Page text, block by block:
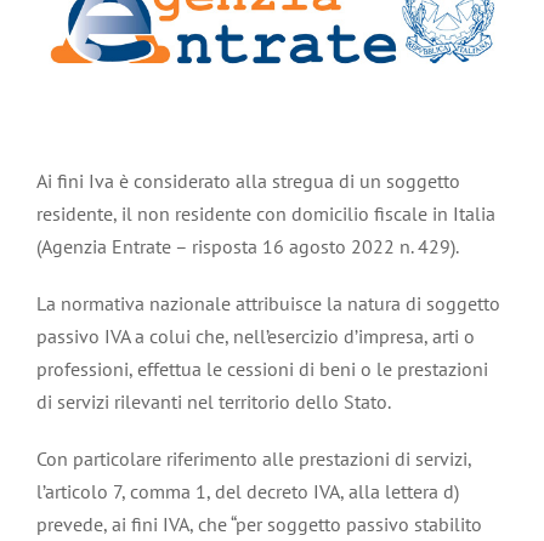
Ai fini Iva è considerato alla stregua di un soggetto
residente, il non residente con domicilio fiscale in Italia
(Agenzia Entrate – risposta 16 agosto 2022 n. 429).
La normativa nazionale attribuisce la natura di soggetto
passivo IVA a colui che, nell’esercizio d’impresa, arti o
professioni, effettua le cessioni di beni o le prestazioni
di servizi rilevanti nel territorio dello Stato.
Con particolare riferimento alle prestazioni di servizi,
l’articolo 7, comma 1, del decreto IVA, alla lettera d)
prevede, ai fini IVA, che “per soggetto passivo stabilito